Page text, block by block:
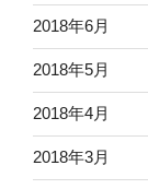
2018年6月
2018年5月
2018年4月
2018年3月